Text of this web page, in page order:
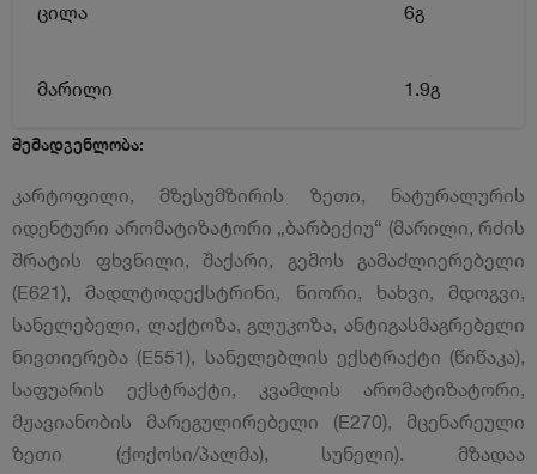
ცილა 6გ
მარილი 1.9გ
შემადგენლობა:
კარტოფილი, მზესუმზირის ზეთი, ნატურალურის
იდენტური არომატიზატორი „ბარბექიუ“ (მარილი, რძის
შრატის ფხვნილი, შაქარი, გემოს გამაძლიერებელი
(E621), მადლტოდექსტრინი, ნიორი, ხახვი, მდოგვი,
სანელებელი, ლაქტოზა, გლუკოზა, ანტიგასმაგრებელი
ნივთიერება (E551), სანელებლის ექსტრაქტი (წიწაკა),
საფუარის ექსტრაქტი, კვამლის არომატიზატორი,
მჟავიანობის მარეგულირებელი (E270), მცენარეული
ზეთი (ქოქოსი/პალმა), სუნელი). მზადაა